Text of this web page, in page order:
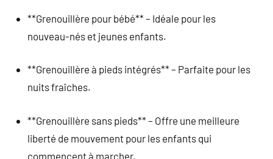
**Grenouillère pour bébé** – Idéale pour les
nouveau-nés et jeunes enfants.
**Grenouillère à pieds intégrés** – Parfaite pour les
nuits fraîches.
**Grenouillère sans pieds** – Offre une meilleure
liberté de mouvement pour les enfants qui
commencent à marcher.